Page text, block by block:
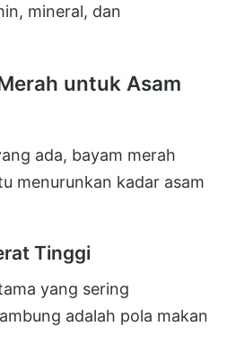
mineral, dan
untuk Asam
ada, bayam merah
menurunkan kadar asam
Tinggi
yang sering
adalah pola makan